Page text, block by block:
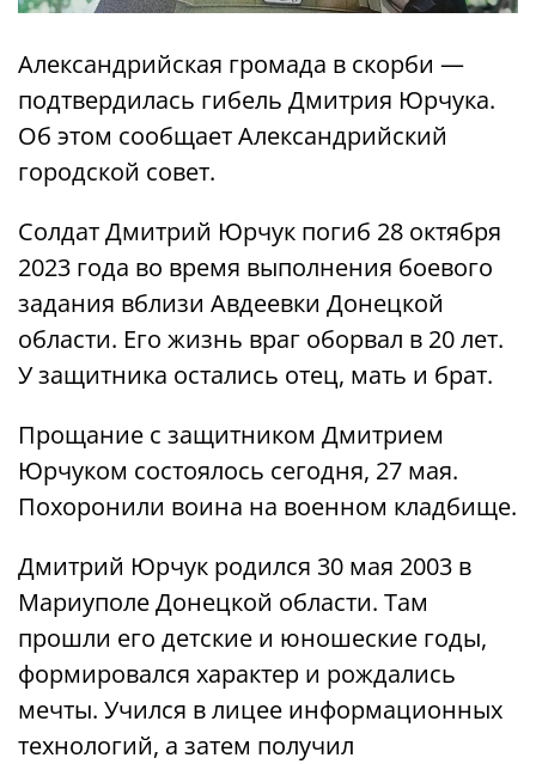
Александрийская громада в скорби —
подтвердилась гибель Дмитрия Юрчука.
Об этом сообщает Александрийский
городской совет.
Солдат Дмитрий Юрчук погиб 28 октября
2023 года во время выполнения боевого
задания вблизи Авдеевки Донецкой
области. Его жизнь враг оборвал в 20 лет.
У защитника остались отец, мать и брат.
Прощание с защитником Дмитрием
Юрчуком состоялось сегодня, 27 мая.
Похоронили воина на военном кладбище.
Дмитрий Юрчук родился 30 мая 2003 в
Мариуполе Донецкой области. Там
прошли его детские и юношеские годы,
формировался характер и рождались
мечты. Учился в лицее информационных
технологий, а затем получил